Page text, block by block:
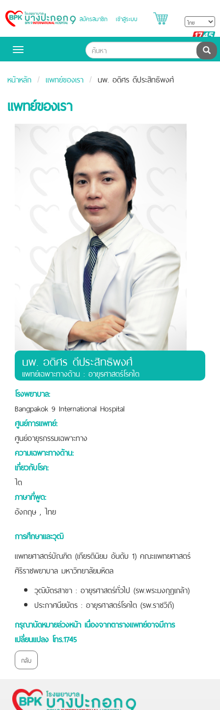
Bangpakok
Hospital
สมัครสมาชิก เข้าสู่ระบบ
Toggle
ค้น
หน้าหลัก แพทย์ของเรา นพ. อดิศร ดีประสิทธิพงศ์
แพทย์ของเรา
นพ. อดิศร ดีประสิทธิพงศ์
เเพทย์เฉพาะทางด้าน : อายุรศาสตร์โรคไต
โรงพยาบาล:
Bangpakok 9 International Hospital
ศูนย์การแพทย์:
ศูนย์อายุรกรรมเฉพาะทาง
ความเฉพาะทางด้าน:
เกี่ยวกับโรค:
ไต
ภาษาที่พูด:
อังกฤษ , ไทย
การศึกษาและวุฒิ
แพทยศาสตร์บัณฑิต (เกียรตินิยม อันดับ 1) คณะแพทยศาสตร์
ศิริราชพยาบาล มหาวิทยาลัยมหิดล
วุฒิบัตรสาขา : อายุรศาสตร์ทั่วไป (รพ.พระมงกุฎเกล้า)
ประกาศนียบัตร : อายุรศาสตร์โรคไต (รพ.ราชวิถี)
กรุณานัดหมายล่วงหน้า เนื่องจากตารางแพทย์อาจมีการ
เปลี่ยนแปลง โทร.1745
กลับ